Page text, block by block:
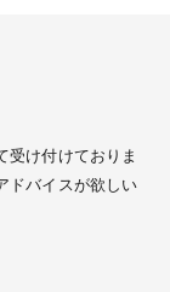
受け付けておりま
ドバイスが欲しい